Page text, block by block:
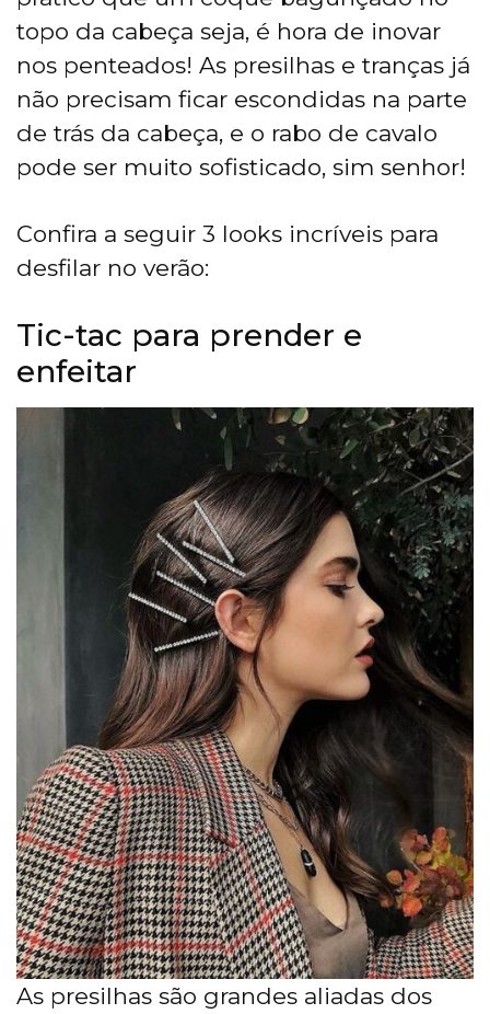
topo da cabeça seja, é hora de inovar
nos penteados! As presilhas e tranças já
não precisam ficar escondidas na parte
de trás da cabeça, e o rabo de cavalo
pode ser muito sofisticado, sim senhor!
Confira a seguir 3 looks incríveis para
desfilar no verão:
Tic-tac para prender e
enfeitar
As presilhas são grandes aliadas dos